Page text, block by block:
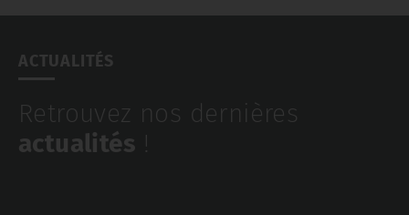
ACTUALITÉS
Retrouvez nos dernières
actualités !